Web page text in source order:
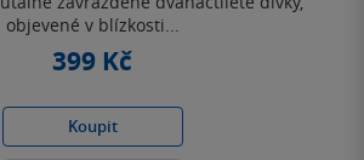
objevené v blízkosti...
399 Kč
Koupit